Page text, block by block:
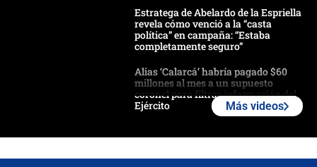
Estratega de Abelardo de la Espriella
revela cómo venció a la “casta
política” en campaña: “Estaba
completamente seguro”
Alias ‘Calarcá’ habría pagado $60
millones al mes a un supuesto
coronel para filtrar información del
Ejército
Más videos